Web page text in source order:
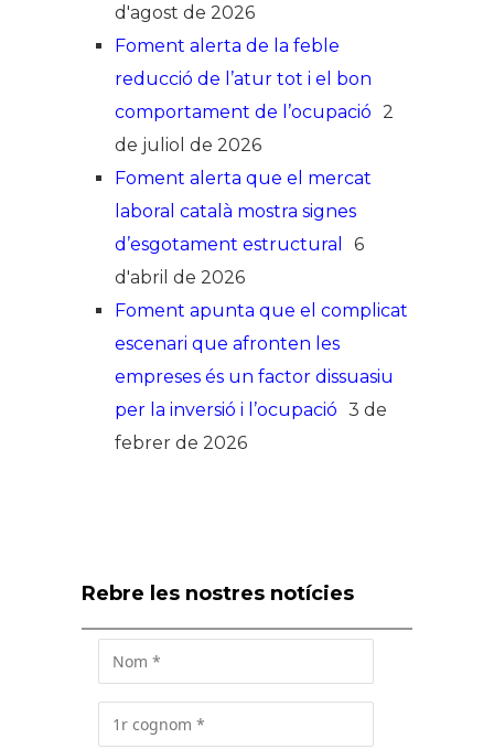
d'agost de 2026
Foment alerta de la feble
reducció de l’atur tot i el bon
comportament de l’ocupació 2
de juliol de 2026
Foment alerta que el mercat
laboral català mostra signes
d’esgotament estructural
6
d'abril de 2026
Foment apunta que el complicat
escenari que afronten les
empreses és un factor dissuasiu
per la inversió i l’ocupació 3 de
febrer de 2026
Rebre les nostres notícies